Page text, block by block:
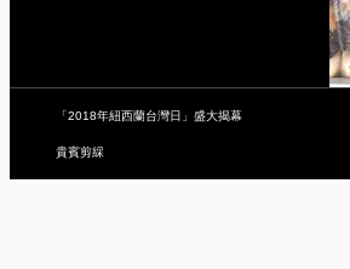
「2018年紐西蘭台灣日」盛大揭幕
貴賓剪綵